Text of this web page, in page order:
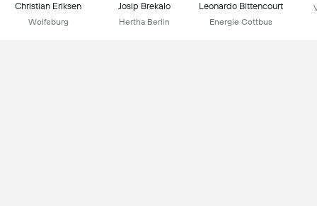
Christian Eriksen
Wolfsburg
Josip Brekalo
Hertha Berlin
Leonardo Bittencourt
Energie Cottbus